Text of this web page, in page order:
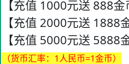
【充值 1000元送 888金
【充值 2000元送 1888
【充值 5000元送 5888
（货币汇率：1人民币=1金币）